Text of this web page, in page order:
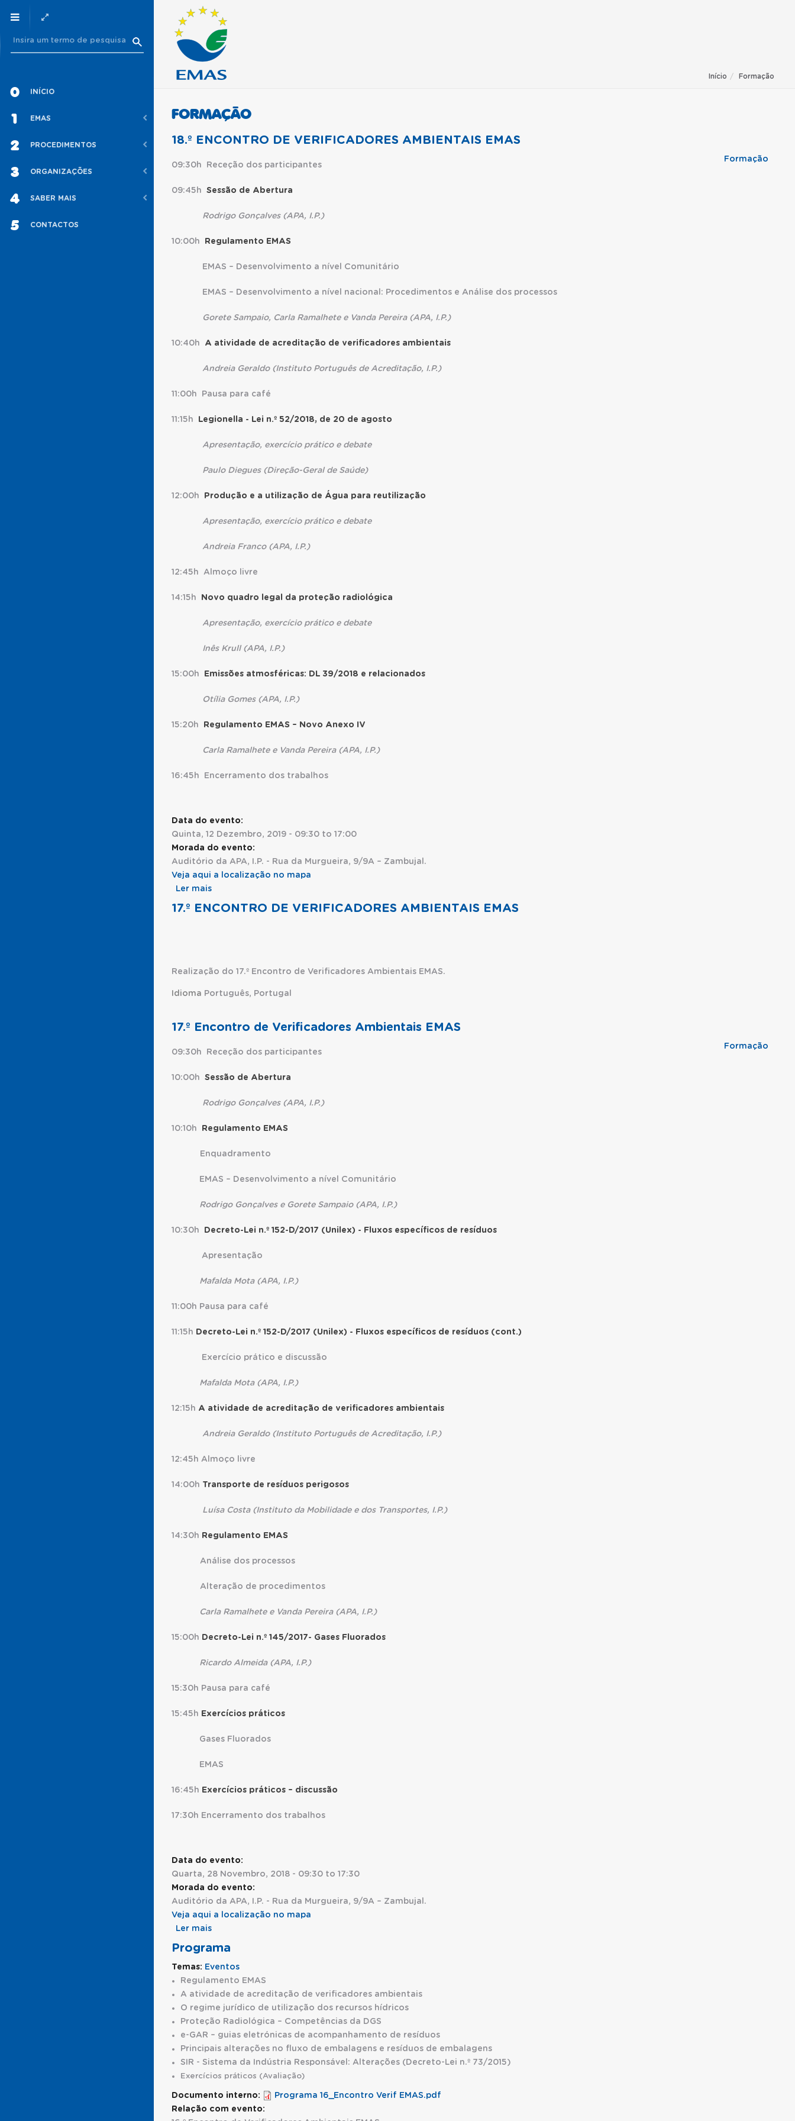
0 INÍCIO
1 EMAS
2 PROCEDIMENTOS
3 ORGANIZAÇÕES
4 SABER MAIS
5 CONTACTOS
Início Formação
FORMAÇÃO
18.º ENCONTRO DE VERIFICADORES AMBIENTAIS EMAS
Formação
09:30h Receção dos participantes
09:45h Sessão de Abertura
Rodrigo Gonçalves (APA, I.P.)
10:00h Regulamento EMAS
EMAS – Desenvolvimento a nível Comunitário
EMAS – Desenvolvimento a nível nacional: Procedimentos e Análise dos processos
Gorete Sampaio, Carla Ramalhete e Vanda Pereira (APA, I.P.)
10:40h A atividade de acreditação de verificadores ambientais
Andreia Geraldo (Instituto Português de Acreditação, I.P.)
11:00h Pausa para café
11:15h Legionella - Lei n.º 52/2018, de 20 de agosto
Apresentação, exercício prático e debate
Paulo Diegues (Direção-Geral de Saúde)
12:00h Produção e a utilização de Água para reutilização
Apresentação, exercício prático e debate
Andreia Franco (APA, I.P.)
12:45h Almoço livre
14:15h Novo quadro legal da proteção radiológica
Apresentação, exercício prático e debate
Inês Krull (APA, I.P.)
15:00h Emissões atmosféricas: DL 39/2018 e relacionados
Otília Gomes (APA, I.P.)
15:20h Regulamento EMAS – Novo Anexo IV
Carla Ramalhete e Vanda Pereira (APA, I.P.)
16:45h Encerramento dos trabalhos
Data do evento:
Quinta, 12 Dezembro, 2019 - 09:30 to 17:00
Morada do evento:
Auditório da APA, I.P. - Rua da Murgueira, 9/9A – Zambujal.
Veja aqui a localização no mapa
Ler mais
17.º ENCONTRO DE VERIFICADORES AMBIENTAIS EMAS
Realização do 17.º Encontro de Verificadores Ambientais EMAS.
Idioma Português, Portugal
17.º Encontro de Verificadores Ambientais EMAS
Formação
09:30h Receção dos participantes
10:00h Sessão de Abertura
Rodrigo Gonçalves (APA, I.P.)
10:10h Regulamento EMAS
Enquadramento
EMAS – Desenvolvimento a nível Comunitário
Rodrigo Gonçalves e Gorete Sampaio (APA, I.P.)
10:30h Decreto-Lei n.º 152-D/2017 (Unilex) - Fluxos específicos de resíduos
Apresentação
Mafalda Mota (APA, I.P.)
11:00h Pausa para café
11:15h Decreto-Lei n.º 152-D/2017 (Unilex) - Fluxos específicos de resíduos (cont.)
Exercício prático e discussão
Mafalda Mota (APA, I.P.)
12:15h A atividade de acreditação de verificadores ambientais
Andreia Geraldo (Instituto Português de Acreditação, I.P.)
12:45h Almoço livre
14:00h Transporte de resíduos perigosos
Luísa Costa (Instituto da Mobilidade e dos Transportes, I.P.)
14:30h Regulamento EMAS
Análise dos processos
Alteração de procedimentos
Carla Ramalhete e Vanda Pereira (APA, I.P.)
15:00h Decreto-Lei n.º 145/2017- Gases Fluorados
Ricardo Almeida (APA, I.P.)
15:30h Pausa para café
15:45h Exercícios práticos
Gases Fluorados
EMAS
16:45h Exercícios práticos – discussão
17:30h Encerramento dos trabalhos
Data do evento:
Quarta, 28 Novembro, 2018 - 09:30 to 17:30
Morada do evento:
Auditório da APA, I.P. - Rua da Murgueira, 9/9A – Zambujal.
Veja aqui a localização no mapa
Ler mais
Programa
Temas: Eventos
Regulamento EMAS
A atividade de acreditação de verificadores ambientais
O regime jurídico de utilização dos recursos hídricos
Proteção Radiológica – Competências da DGS
e-GAR – guias eletrónicas de acompanhamento de resíduos
Principais alterações no fluxo de embalagens e resíduos de embalagens
SIR - Sistema da Indústria Responsável: Alterações (Decreto-Lei n.º 73/2015)
Exercícios práticos (Avaliação)
Documento interno:
Programa 16_Encontro Verif EMAS.pdf
Relação com evento: